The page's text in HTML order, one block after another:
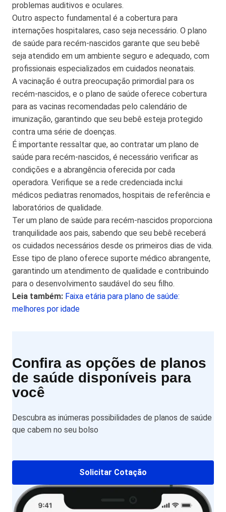
problemas auditivos e oculares.
Outro aspecto fundamental é a cobertura para
internações hospitalares, caso seja necessário. O plano
de saúde para recém-nascidos garante que seu bebê
seja atendido em um ambiente seguro e adequado, com
profissionais especializados em cuidados neonatais.
A vacinação é outra preocupação primordial para os
recém-nascidos, e o plano de saúde oferece cobertura
para as vacinas recomendadas pelo calendário de
imunização, garantindo que seu bebê esteja protegido
contra uma série de doenças.
É importante ressaltar que, ao contratar um plano de
saúde para recém-nascidos, é necessário verificar as
condições e a abrangência oferecida por cada
operadora. Verifique se a rede credenciada inclui
médicos pediatras renomados, hospitais de referência e
laboratórios de qualidade.
Ter um plano de saúde para recém-nascidos proporciona
tranquilidade aos pais, sabendo que seu bebê receberá
os cuidados necessários desde os primeiros dias de vida.
Esse tipo de plano oferece suporte médico abrangente,
garantindo um atendimento de qualidade e contribuindo
para o desenvolvimento saudável do seu filho.
Leia também: Faixa etária para plano de saúde:
melhores por idade
Confira as opções de planos
de saúde disponíveis para
você
Descubra as inúmeras possibilidades de planos de saúde
que cabem no seu bolso
Solicitar Cotação